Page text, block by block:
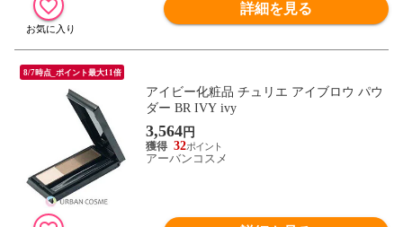
詳細を見る
8/7時点_ポイント最大11倍
アイビー化粧品 チュリエ アイブロウ パウ
ダー BR IVY ivy
3,564円
32
アーバンコスメ